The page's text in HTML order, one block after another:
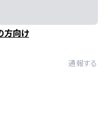
方向け
通報する